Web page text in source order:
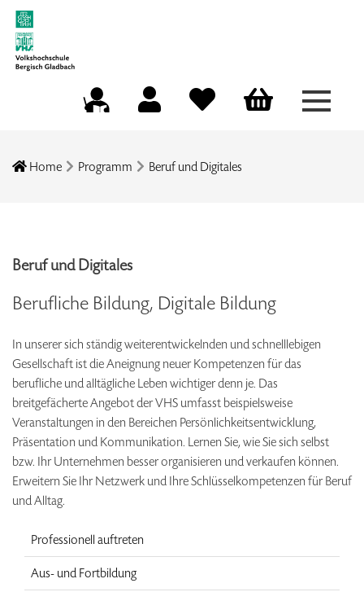
Menü
Home Programm Beruf und Digitales
Beruf und Digitales
Berufliche Bildung, Digitale Bildung
In unserer sich ständig weiterentwickelnden und schnelllebigen
Gesellschaft ist die Aneignung neuer Kompetenzen für das
berufliche und alltägliche Leben wichtiger denn je. Das
breitgefächerte Angebot der VHS umfasst beispielsweise
Veranstaltungen in den Bereichen Persönlichkeitsentwicklung,
Präsentation und Kommunikation. Lernen Sie, wie Sie sich selbst
bzw. Ihr Unternehmen besser organisieren und verkaufen können.
Erweitern Sie Ihr Netzwerk und Ihre Schlüsselkompetenzen für Beruf
und Alltag.
Professionell auftreten
Aus- und Fortbildung